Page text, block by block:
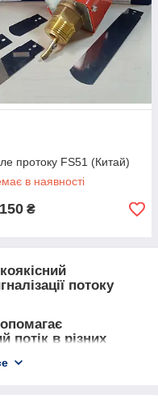
протоку FS51 (Китай)
в наявності
₴
потоку
потік в різних
для